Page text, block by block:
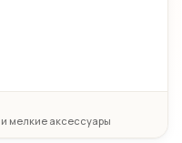
и мелкие аксессуары